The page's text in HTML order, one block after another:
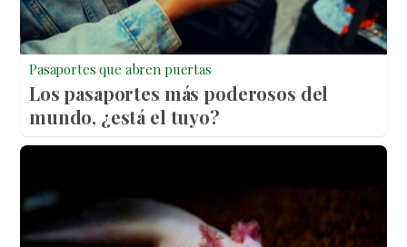
Pasaportes que abren puertas
Los pasaportes más poderosos del
mundo, ¿está el tuyo?